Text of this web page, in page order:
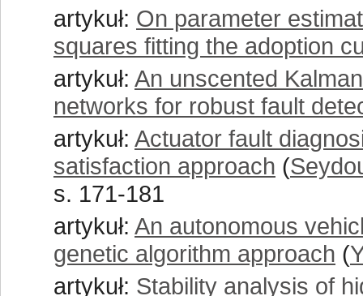
artykuł: On parameter
squares fitting the adoption
artykuł: An unscented
networks for robust fault
artykuł: Actuator fault
satisfaction approach (
s. 171-181
artykuł: An autonomous
genetic algorithm approach (
artykuł: Stability analysis of